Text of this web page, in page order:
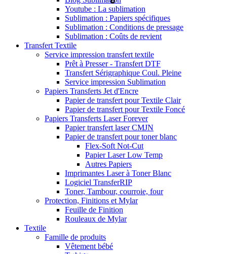
Youtube : La sublimation
Sublimation : Papiers spécifiques
Sublimation : Conditions de pressage
Sublimation : Coûts de revient
Transfert Textile
Service impression transfert textile
Prêt à Presser - Transfert DTF
Transfert Sérigraphique Coul. Pleine
Service impression Sublimation
Papiers Transferts Jet d'Encre
Papier de transfert pour Textile Clair
Papier de transfert pour Textile Foncé
Papiers Transferts Laser Forever
Papier transfert laser CMJN
Papier de transfert pour toner blanc
Flex-Soft Not-Cut
Papier Laser Low Temp
Autres Papiers
Imprimantes Laser à Toner Blanc
Logiciel TransferRIP
Toner, Tambour, courroie, four
Protection, Finitions et Mylar
Feuille de Finition
Rouleaux de Mylar
Textile
Famille de produits
Vêtement bébé